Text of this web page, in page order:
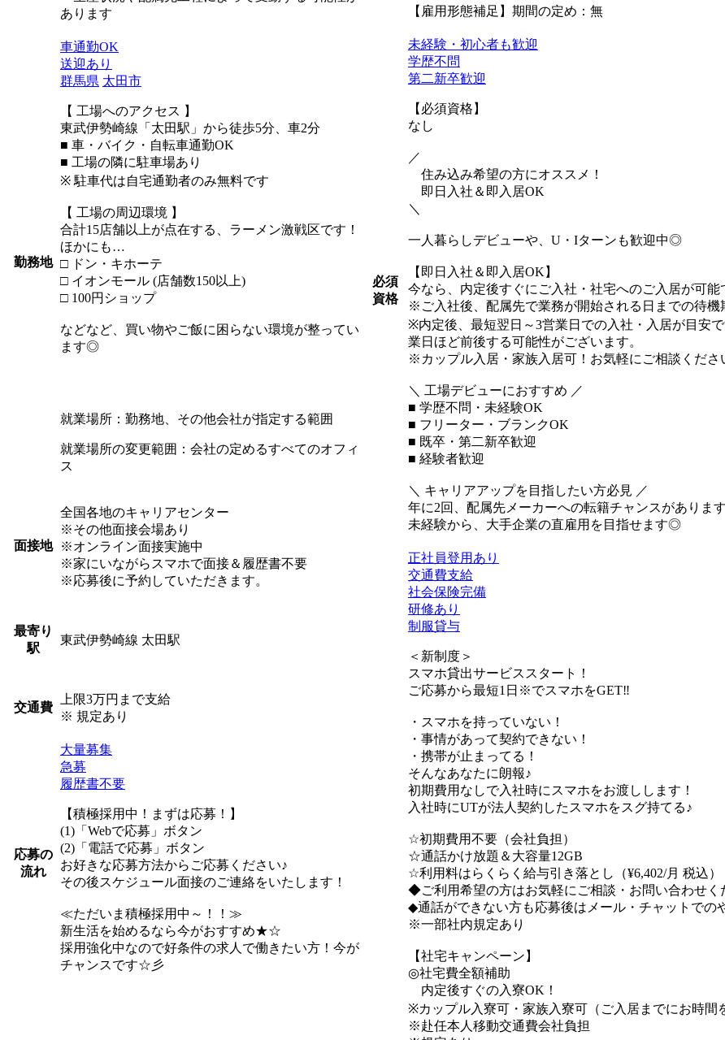
あります
勤務地
車通勤OK
送迎あり
群馬県 太田市
【 工場へのアクセス 】
東武伊勢崎線「太田駅」から徒歩5分、車2分
■ 車・バイク・自転車通勤OK
■ 工場の隣に駐車場あり
※ 駐車代は自宅通勤者のみ無料です
【 工場の周辺環境 】
合計15店舗以上が点在する、ラーメン激戦区です！
ほかにも…
□ ドン・キホーテ
□ イオンモール (店舗数150以上)
□ 100円ショップ
などなど、買い物やご飯に困らない環境が整ってい
ます◎
就業場所：勤務地、その他会社が指定する範囲
就業場所の変更範囲：会社の定めるすべてのオフィ
ス
面接地
全国各地のキャリアセンター
※その他面接会場あり
※オンライン面接実施中
※家にいながらスマホで面接＆履歴書不要
※応募後に予約していただきます。
最寄り
駅
東武伊勢崎線 太田駅
交通費
上限3万円まで支給
※ 規定あり
応募の
流れ
大量募集
急募
履歴書不要
【積極採用中！まずは応募！】
(1)「Webで応募」ボタン
(2)「電話で応募」ボタン
お好きな応募方法からご応募ください♪
その後スケジュール面接のご連絡をいたします！
≪ただいま積極採用中～！！≫
新生活を始めるなら今がおすすめ★☆
採用強化中なので好条件の求人で働きたい方！今が
チャンスです☆彡
【雇用形態補足】期間の定め：無
必須
資格
未経験・初心者も歓迎
学歴不問
第二新卒歓迎
【必須資格】
なし
／
住み込み希望の方にオススメ！
即日入社＆即入居OK
＼
一人暮らしデビューや、U・Iターンも歓迎中◎
【即日入社＆即入居OK】
今なら、内定後すぐにご入社・社宅へのご入居が可能
※ご入社後、配属先で業務が開始される日までの待機
※内定後、最短翌日～3営業日での入社・入居が目安
業日ほど前後する可能性がございます。
※カップル入居・家族入居可！お気軽にご相談くださ
＼ 工場デビューにおすすめ ／
■ 学歴不問・未経験OK
■ フリーター・ブランクOK
■ 既卒・第二新卒歓迎
■ 経験者歓迎
＼ キャリアアップを目指したい方必見 ／
年に2回、配属先メーカーへの転籍チャンスがあります
未経験から、大手企業の直雇用を目指せます◎
正社員登用あり
交通費支給
社会保険完備
研修あり
制服貸与
＜新制度＞
スマホ貸出サービススタート！
ご応募から最短1日※でスマホをGET‼
・スマホを持っていない！
・事情があって契約できない！
・携帯が止まってる！
そんなあなたに朗報♪
初期費用なしで入社時にスマホをお渡しします！
入社時にUTが法人契約したスマホをスグ持てる♪
☆初期費用不要（会社負担）
☆通話かけ放題＆大容量12GB
☆利用料はらくらく給与引き落とし（¥6,402/月 税込）
◆ご利用希望の方はお気軽にご相談・お問い合わせく
◆通話ができない方も応募後はメール・チャットでの
※一部社内規定あり
【社宅キャンペーン】
◎社宅費全額補助
内定後すぐの入寮OK！
※カップル入寮可・家族入寮可（ご入居までにお時間
※赴任本人移動交通費会社負担